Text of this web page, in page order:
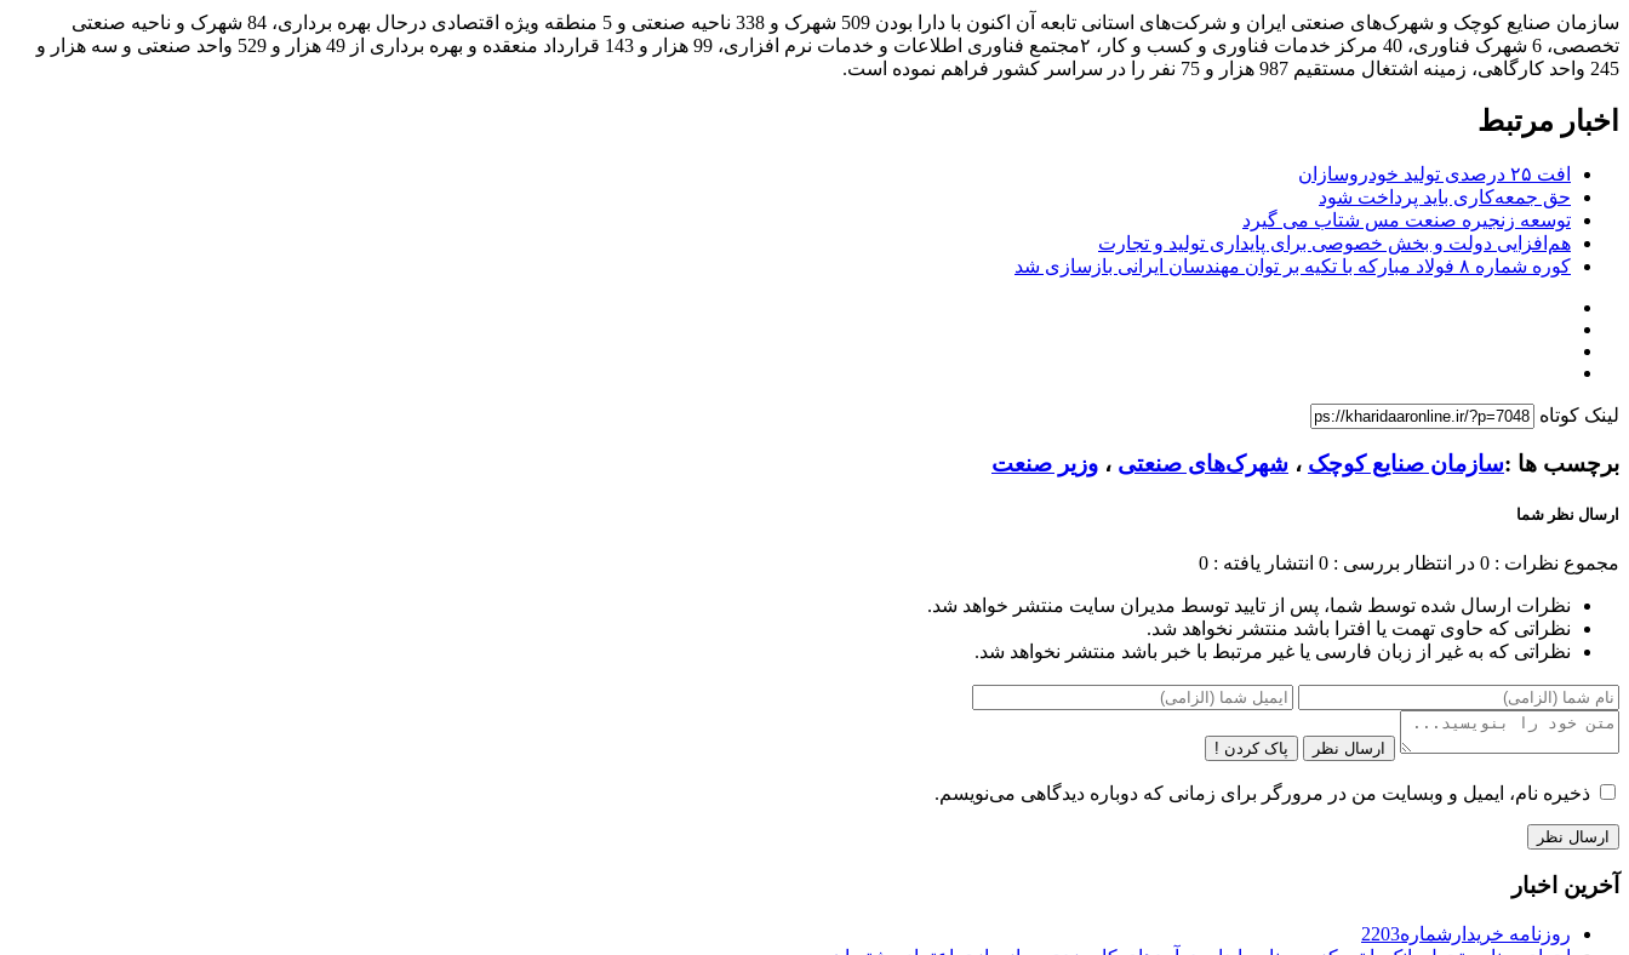
سازمان صنایع کوچک و شهرک‌های صنعتی ایران و شرکت‌های استانی تابعه آن اکنون با دارا بودن 509 شهرک و 338 ناحیه صنعتی و 5 منطقه ویژه اقتصادی درحال بهره‌ برداری، 84 شهرک و ناحیه صنعتی
تخصصی، 6 شهرک فناوری، 40 مرکز خدمات فناوری و کسب و کار، ۲مجتمع فناوری اطلاعات و خدمات نرم‌ افزاری، 99 هزار و 143 قرارداد منعقده و بهره ‌برداری از 49 هزار و 529 واحد صنعتی و سه هزار و
245 واحد کارگاهی، زمینه اشتغال مستقیم 987 هزار و 75 نفر را در سراسر کشور فراهم نموده است.
اخبار مرتبط
افت ۲۵ درصدی تولید خودروسازان
حق جمعه‌کاری باید پرداخت شود
توسعه زنجیره صنعت مس شتاب می گیرد
هم‌افزایی دولت و بخش خصوصی برای پایداری تولید و تجارت
کوره شماره ۸ فولاد مبارکه با تکیه بر توان مهندسان ایرانی بازسازی شد
لینک کوتاه
برچسب ها :سازمان صنایع کوچک ، شهرک‌های صنعتی ، وزیر صنعت
ارسال نظر شما
مجموع نظرات : 0 در انتظار بررسی : 0 انتشار یافته : 0
نظرات ارسال شده توسط شما، پس از تایید توسط مدیران سایت منتشر خواهد شد.
نظراتی که حاوی تهمت یا افترا باشد منتشر نخواهد شد.
نظراتی که به غیر از زبان فارسی یا غیر مرتبط با خبر باشد منتشر نخواهد شد.
ارسال نظر پاک کردن !
ذخیره نام، ایمیل و وبسایت من در مرورگر برای زمانی که دوباره دیدگاهی می‌نویسم.
آخرین اخبار
روزنامه خریدارشماره2203